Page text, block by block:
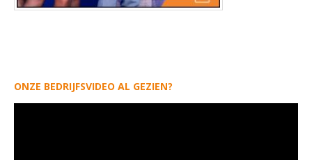
ONZE BEDRIJFSVIDEO AL GEZIEN?